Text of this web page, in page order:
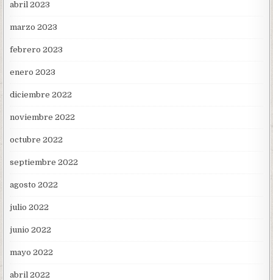
abril 2023
marzo 2023
febrero 2023
enero 2023
diciembre 2022
noviembre 2022
octubre 2022
septiembre 2022
agosto 2022
julio 2022
junio 2022
mayo 2022
abril 2022